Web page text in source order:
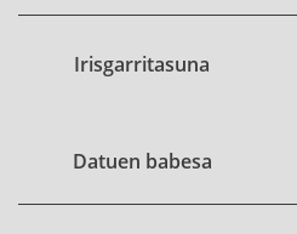
Irisgarritasuna
Datuen babesa